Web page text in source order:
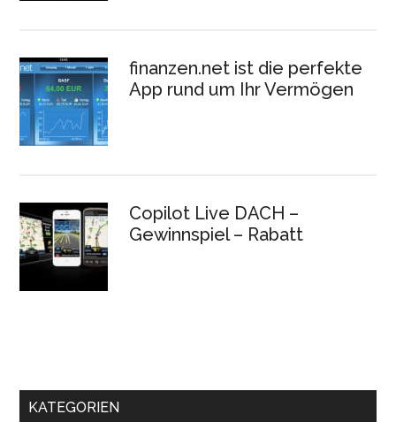
finanzen.net ist die perfekte
App rund um Ihr Vermögen
Copilot Live DACH –
Gewinnspiel – Rabatt
KATEGORIEN